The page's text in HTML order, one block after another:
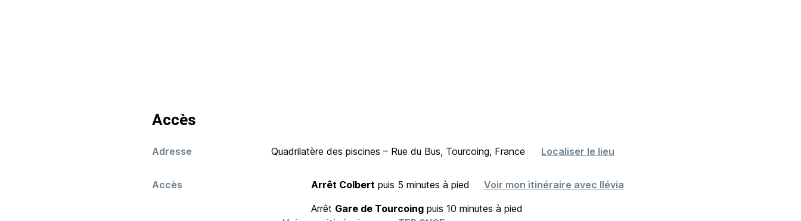
Accès
Adresse Quadrilatère des piscines – Rue du Bus, Tourcoing, France Localiser le lieu
Accès Arrêt Colbert puis 5 minutes à pied
Voir mon itinéraire avec Ilévia
Arrêt Gare de Tourcoing puis 10 minutes à pied